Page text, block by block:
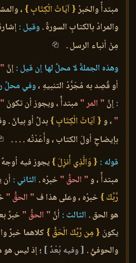
مبتدأً والخبرُ{ آيَاتُ الْكِتَابِ } ،
والمرادُ بالكتابِ السورةُ .وقيل :
مِنْ أنباء الرسل .
وهذه الجملةُ لا محلَّ لها إن قيل :إنَّ
أو قُصِد به مُجَرَّدُ التنبيهِ ،وفي محلِّ
:إنَّ " المر " مبتدأٌ ، ويجوز أن تكونَ
" ، و{ آيَاتُ الْكِتَابِ }بدلٌ أو بيانٌ .
بإيضاحٍ أولَ الكتاب ، وأَعَدْتُه . . . .
قوله : { وَالَّذِي أُنزِلَ }يجوز فيه أوجهٌ
مبتدأً ، و" الحقُّ " خبرُه . الثاني : أن
رَّبِّكَ } خبرُه ، وعلى هذا ف " الحقُّ "
هو الحق . الثالث : أنَّ " الحقُّ " خبرٌ
يكونَ { مِن رَّبِّكَ الْحَقُّ } كلاهما خبرٌ
والحوفيُّ . [ وفيه بُعْدٌ ] ؛ إذ ليس هو